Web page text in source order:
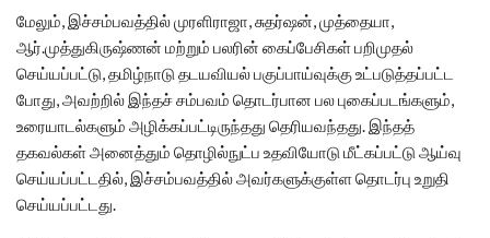
மேலும், இச்சம்பவத்தில் முரளிராஜா, சுதர்ஷன், முத்தையா,
ஆர்.முத்துகிருஷ்ணன் மற்றும் பலரின் கைப்பேசிகள் பறிமுதல்
செய்யப்பட்டு, தமிழ்நாடு தடயவியல் பகுப்பாய்வுக்கு உட்படுத்தப்பட்ட
போது, அவற்றில் இந்தச் சம்பவம் தொடர்பான பல புகைப்படங்களும்,
உரையாடல்களும் அழிக்கப்பட்டிருந்தது தெரியவந்தது. இந்தத்
தகவல்கள் அனைத்தும் தொழில்நுட்ப உதவியோடு மீட்கப்பட்டு ஆய்வு
செய்யப்பட்டதில், இச்சம்பவத்தில் அவர்களுக்குள்ள தொடர்பு உறுதி
செய்யப்பட்டது.